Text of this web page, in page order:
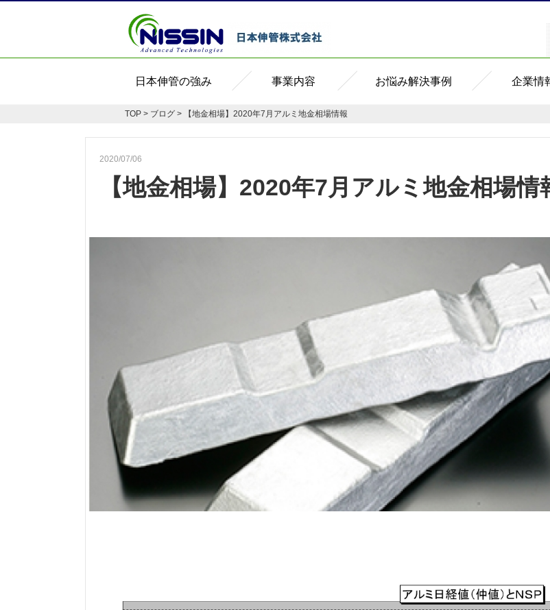
日本伸管の強み 事業内容 お悩み解決事例 企業情
TOP > ブログ > 【地金相場】2020年7月アルミ地金相場情報
2020/07/06
【地金相場】2020年7月アルミ地金相場情